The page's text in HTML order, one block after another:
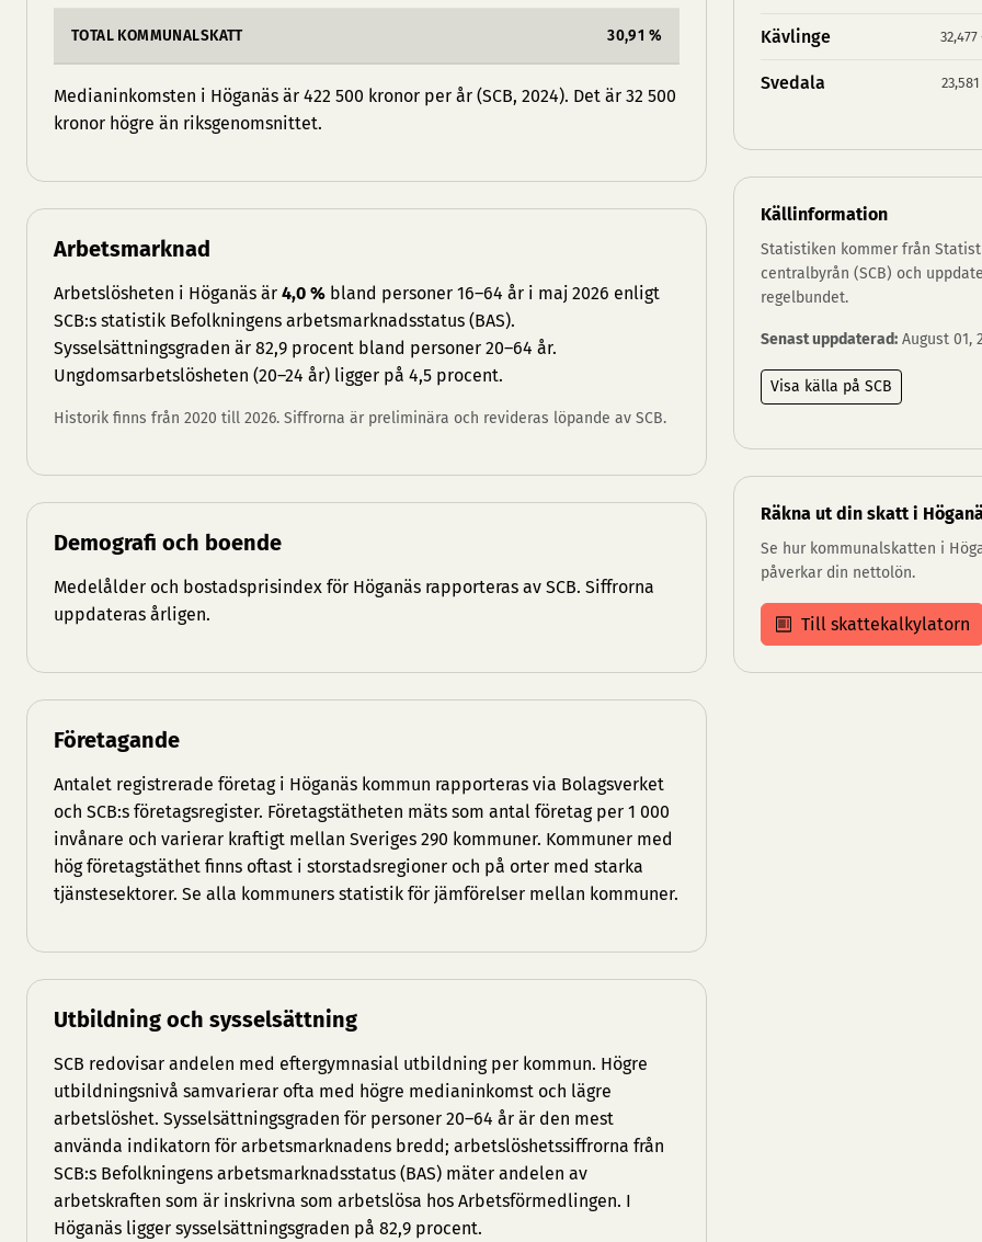
TOTAL KOMMUNALSKATT 30,91 %
Medianinkomsten i Höganäs är 422 500 kronor per år (SCB, 2024). Det är 32 500
kronor högre än riksgenomsnittet.
Arbetsmarknad
Arbetslösheten i Höganäs är 4,0 % bland personer 16–64 år i maj 2026 enligt
SCB:s statistik Befolkningens arbetsmarknadsstatus (BAS).
Sysselsättningsgraden är 82,9 procent bland personer 20–64 år.
Ungdomsarbetslösheten (20–24 år) ligger på 4,5 procent.
Historik finns från 2020 till 2026. Siffrorna är preliminära och revideras löpande av SCB.
Demografi och boende
Medelålder och bostadsprisindex för Höganäs rapporteras av SCB. Siffrorna
uppdateras årligen.
Företagande
Antalet registrerade företag i Höganäs kommun rapporteras via Bolagsverket
och SCB:s företagsregister. Företagstätheten mäts som antal företag per 1 000
invånare och varierar kraftigt mellan Sveriges 290 kommuner. Kommuner med
hög företagstäthet finns oftast i storstadsregioner och på orter med starka
tjänstesektorer. Se alla kommuners statistik för jämförelser mellan kommuner.
Utbildning och sysselsättning
SCB redovisar andelen med eftergymnasial utbildning per kommun. Högre
utbildningsnivå samvarierar ofta med högre medianinkomst och lägre
arbetslöshet. Sysselsättningsgraden för personer 20–64 år är den mest
använda indikatorn för arbetsmarknadens bredd; arbetslöshetssiffrorna från
SCB:s Befolkningens arbetsmarknadsstatus (BAS) mäter andelen av
arbetskraften som är inskrivna som arbetslösa hos Arbetsförmedlingen. I
Höganäs ligger sysselsättningsgraden på 82,9 procent.
Kävlinge 32,477
Svedala 23,581
Källinformation
Statistiken kommer från
centralbyrån (SCB) och
regelbundet.
Senast uppdaterad: August 01,
Visa källa på SCB
Räkna ut din skatt i
Se hur kommunalskatten i
påverkar din nettolön.
Till skattekalkylatorn